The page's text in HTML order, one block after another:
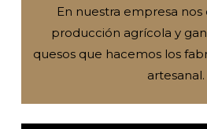
En nuestra empresa nos
producción agrícola y
quesos que hacemos los
artesanal.